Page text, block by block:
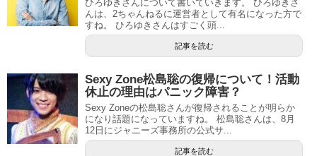
ひろゆきさんについて書いていきます。 ひろゆきさ
んは、2ちゃんねるに運営者として有名になった方で
すね。 ひろゆきさんはすごく頭...
記事を読む
Sexy Zone松島聡の復帰について！活動
休止の理由はパニック障害？
Sexy Zoneの松島聡さんが復帰されることが明らか
になり話題になっていますね。 松島聡さんは、8月
12日にジャニーズ事務所の公式サ...
記事を読む